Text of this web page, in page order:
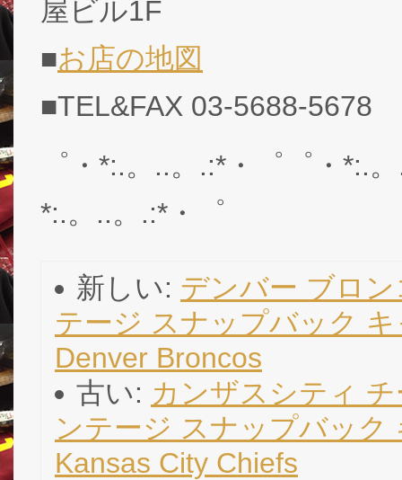
屋ビル1F
■お店の地図
■TEL&FAX 03-5688-5678
゜・*:.。..。.:*・゜゜・*:.
*:.。..。.:*・゜
新しい: デンバー ブロ
テージ スナップバック
Denver Broncos
古い: カンザスシティ
ンテージ スナップバック
Kansas City Chiefs